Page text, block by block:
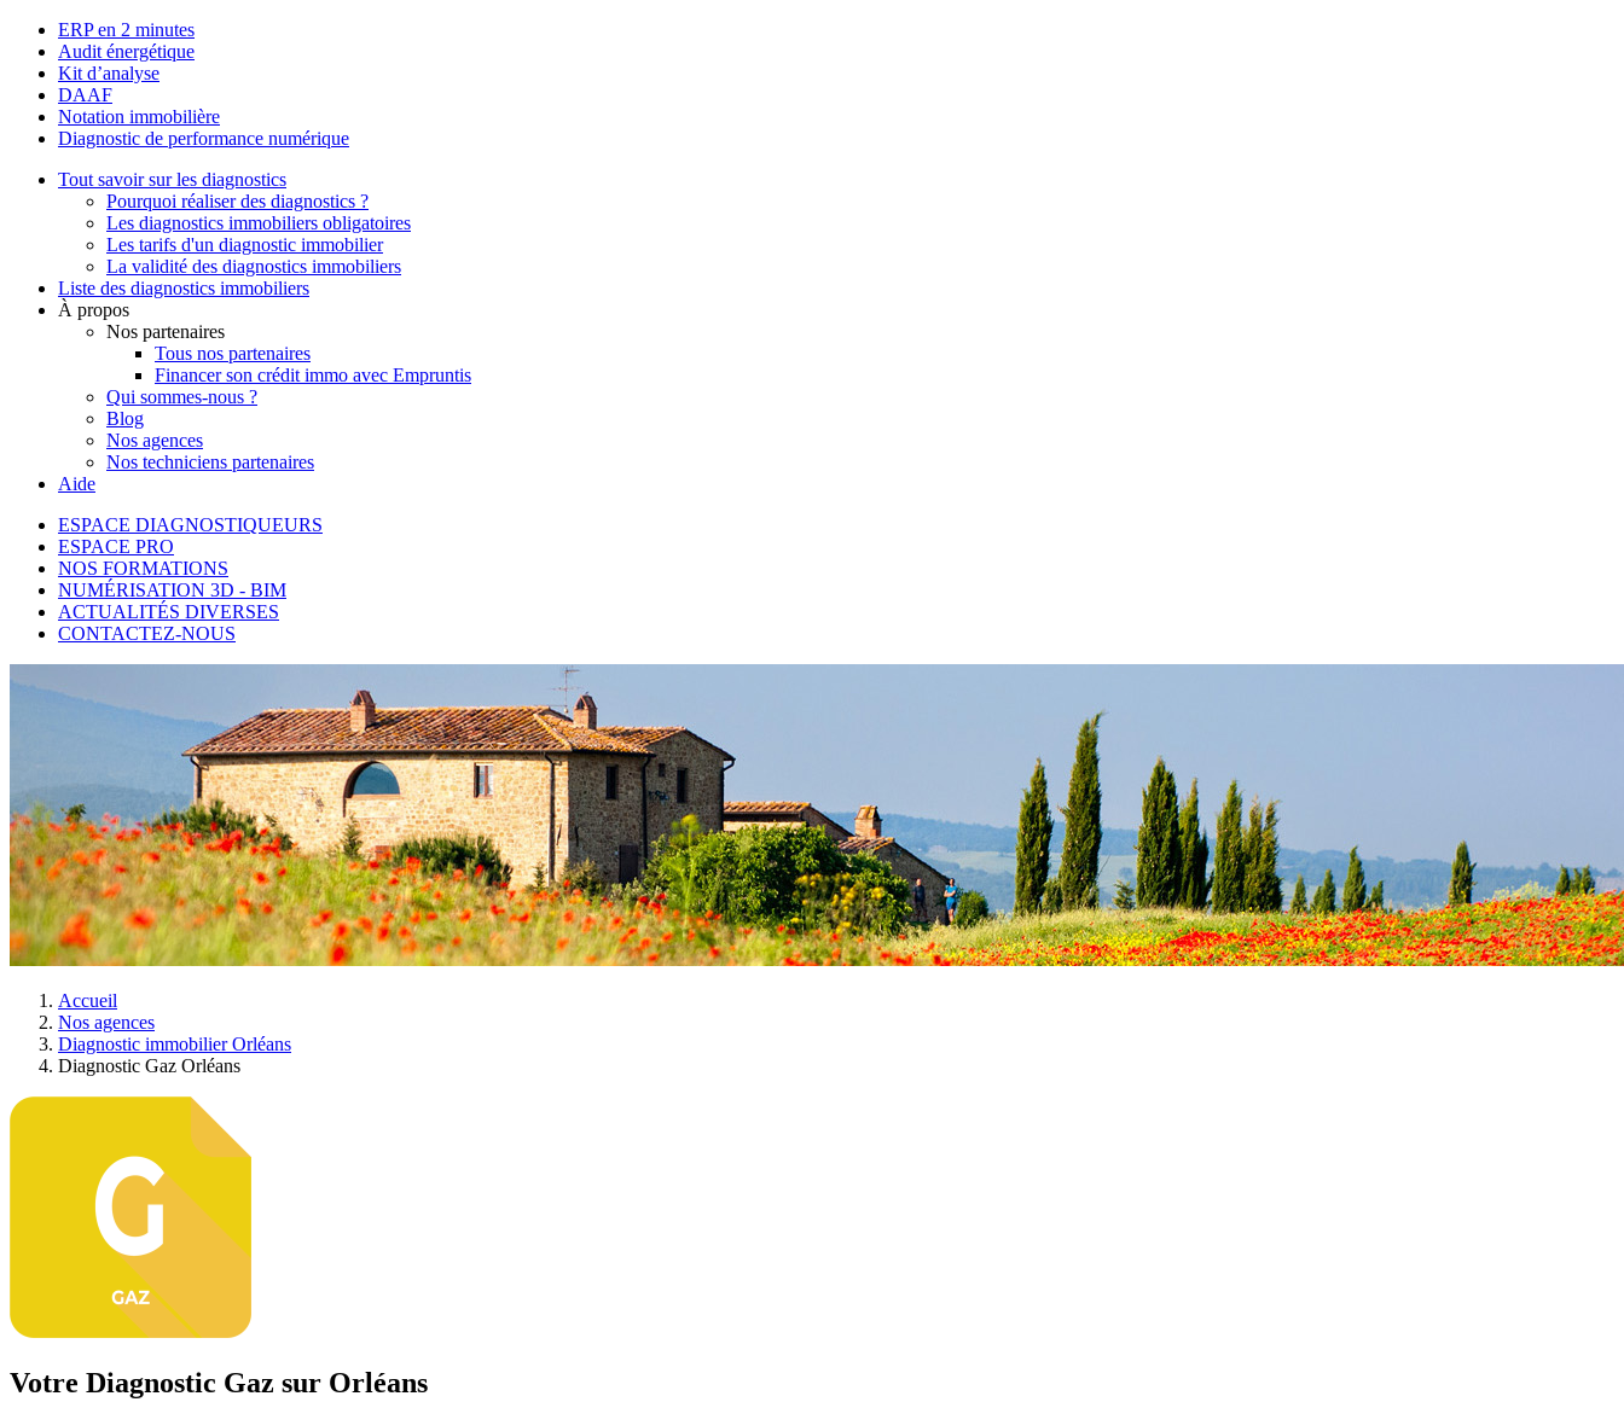
ERP en 2 minutes
Audit énergétique
Kit d’analyse
DAAF
Notation immobilière
Diagnostic de performance numérique
Tout savoir sur les diagnostics
Pourquoi réaliser des diagnostics ?
Les diagnostics immobiliers obligatoires
Les tarifs d'un diagnostic immobilier
La validité des diagnostics immobiliers
Liste des diagnostics immobiliers
À propos
Nos partenaires
Tous nos partenaires
Financer son crédit immo avec Empruntis
Qui sommes-nous ?
Blog
Nos agences
Nos techniciens partenaires
Aide
ESPACE DIAGNOSTIQUEURS
ESPACE PRO
NOS FORMATIONS
NUMÉRISATION 3D - BIM
ACTUALITÉS DIVERSES
CONTACTEZ-NOUS
Accueil
Nos agences
Diagnostic immobilier Orléans
Diagnostic Gaz Orléans
Votre Diagnostic Gaz sur Orléans